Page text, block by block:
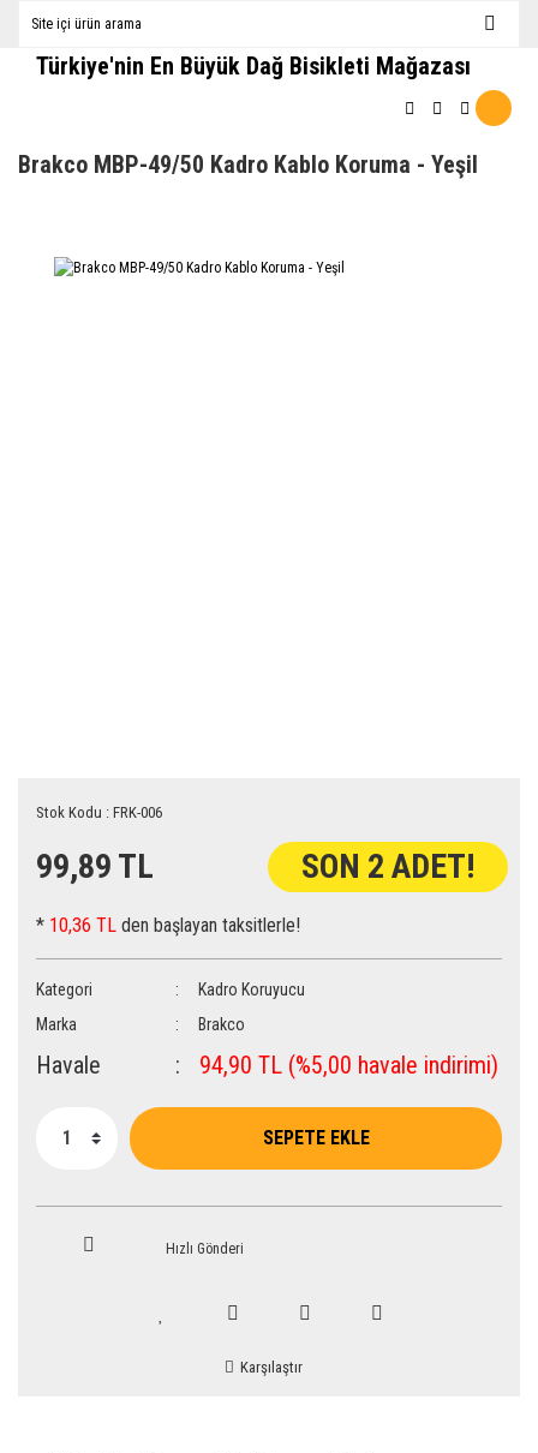
Türkiye'nin En Büyük Dağ Bisikleti Mağazası
Brakco MBP-49/50 Kadro Kablo Koruma - Yeşil
Stok Kodu : FRK-006
99,89 TL SON 2 ADET!
* 10,36 TL den başlayan taksitlerle!
Kategori
Kadro Koruyucu
Marka
Brakco
Havale 94,90 TL (%5,00 havale indirimi)
SEPETE EKLE
Hızlı Gönderi
Karşılaştır